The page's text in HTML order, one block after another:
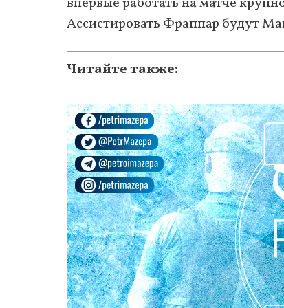
Ассистировать Фраппар будут
Читайте также: